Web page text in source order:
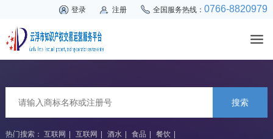
登录 注册 全国服务热线：0766-8820979
搜索
热门搜索： 互联网 互联网 酒水 食品 餐饮